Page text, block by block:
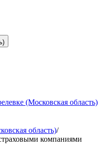
(Московская область)
область)/
компаниями